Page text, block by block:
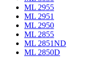
ML 2955
ML 2951
ML 2950
ML 2855
ML 2851ND
ML 2850D